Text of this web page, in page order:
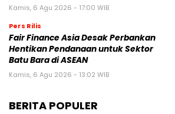
Kamis, 6 Agu 2026 - 17:00 WIB
Pers Rilis
Fair Finance Asia Desak Perbankan
Hentikan Pendanaan untuk Sektor
Batu Bara di ASEAN
Kamis, 6 Agu 2026 - 13:02 WIB
BERITA POPULER